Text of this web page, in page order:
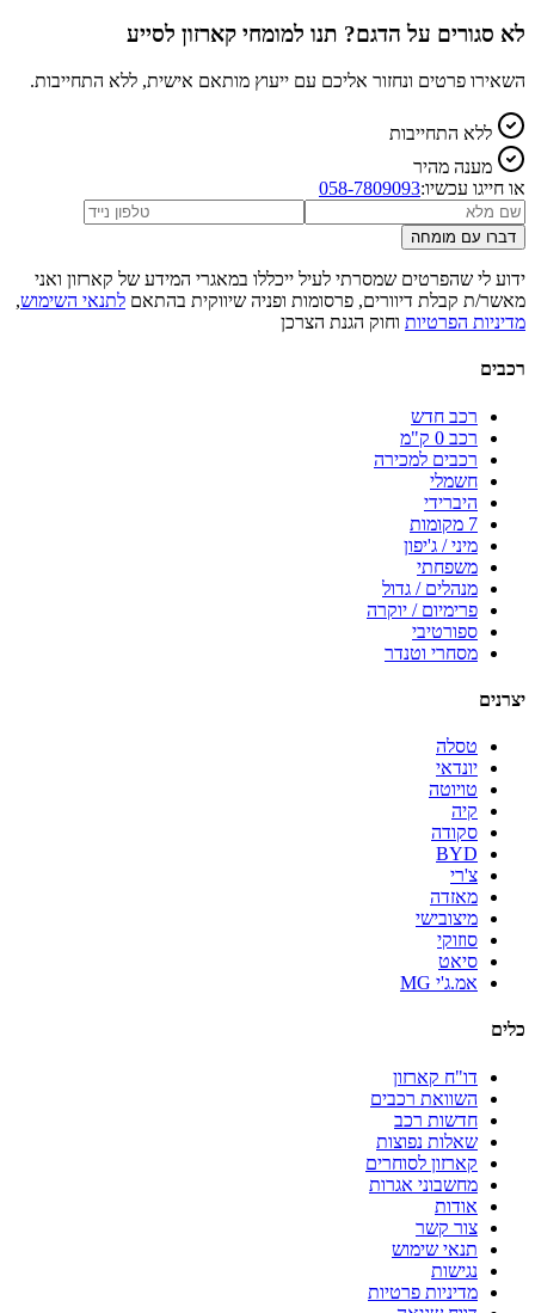
לא סגורים על הדגם? תנו למומחי קארזון לסייע
השאירו פרטים ונחזור אליכם עם ייעוץ מותאם אישית, ללא התחייבות.
ללא התחייבות
מענה מהיר
או חייגו עכשיו:058-7809093
דברו עם מומחה
ידוע לי שהפרטים שמסרתי לעיל ייכללו במאגרי המידע של קארזון ואני
מאשר/ת קבלת דיוורים, פרסומות ופניה שיווקית בהתאם לתנאי השימוש,
מדיניות הפרטיות וחוק הגנת הצרכן
רכבים
רכב חדש
רכב 0 ק"מ
רכבים למכירה
חשמלי
היברידי
7 מקומות
מיני / ג'יפון
משפחתי
מנהלים / גדול
פרימיום / יוקרה
ספורטיבי
מסחרי וטנדר
יצרנים
טסלה
יונדאי
טויוטה
קיה
סקודה
BYD
צ'רי
מאזדה
מיצובישי
סוזוקי
סיאט
אמ.ג'י MG
כלים
דו"ח קארזון
השוואת רכבים
חדשות רכב
שאלות נפוצות
קארזון לסוחרים
מחשבוני אגרות
אודות
צור קשר
תנאי שימוש
נגישות
מדיניות פרטיות